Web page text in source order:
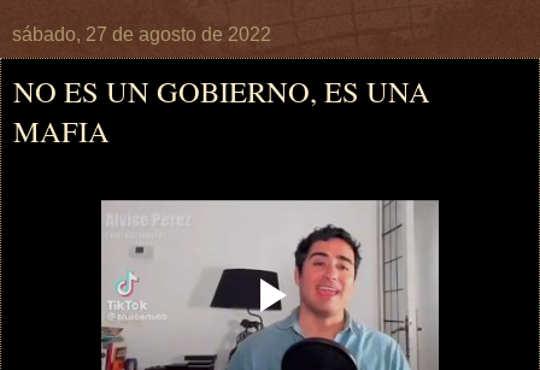
sábado, 27 de agosto de 2022
NO ES UN GOBIERNO, ES UNA
MAFIA